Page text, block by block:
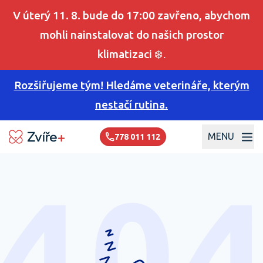
V úterý 11. 8. bude do 17:00 zavřeno, abychom
mohli nainstalovat do našich prostor
klimatizaci ❄️.
Rozšiřujeme tým! Hledáme veterináře, kterým
nestačí rutina.
MENU
778 011 112